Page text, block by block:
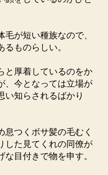
が短い種族なので、
ものらしい。
厚着しているのをか
、今となっては立場が
い知らされるばかり
つくボサ髪の毛むく
した見てくれの同僚が
な目付きで物を申す。